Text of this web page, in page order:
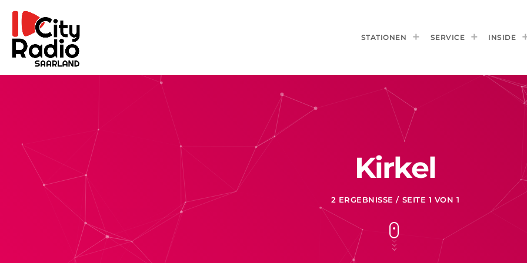
STATIONEN SERVICE INSIDE
Kirkel
2 ERGEBNISSE / SEITE 1 VON 1